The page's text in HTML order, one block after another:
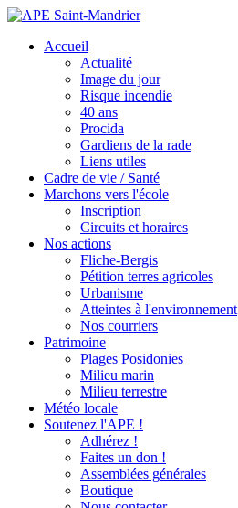
Accueil
Actualité
Image du jour
Risque incendie
40 ans
Procida
Gardiens de la rade
Liens utiles
Cadre de vie / Santé
Marchons vers l'école
Inscription
Circuits et horaires
Nos actions
Fliche-Bergis
Pétition terres agricoles
Urbanisme
Atteintes à l'environnement
Nos courriers
Patrimoine
Plages Posidonies
Milieu marin
Milieu terrestre
Météo locale
Soutenez l'APE !
Adhérez !
Faites un don !
Assemblées générales
Boutique